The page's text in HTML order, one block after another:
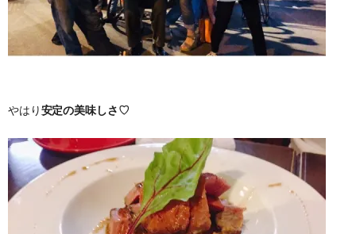
やはり安定の美味しさ♡